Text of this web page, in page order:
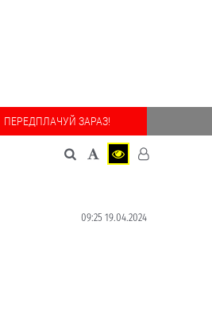
ПЕРЕДПЛАЧУЙ ЗАРАЗ!
09:25 19.04.2024